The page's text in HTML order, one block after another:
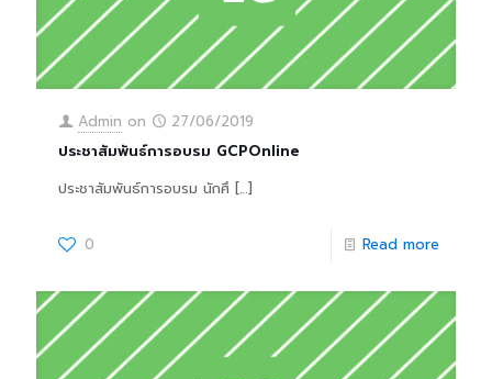
Admin on
27/06/2019
ประชาสัมพันธ์การอบรม GCPOnline
ประชาสัมพันธ์การอบรม นักศึ […]
0 Read more